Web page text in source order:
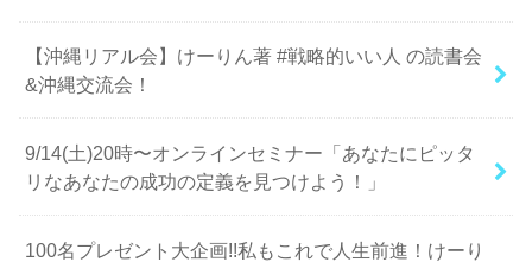
【沖縄リアル会】けーりん著 #戦略的いい人 の読書会
&沖縄交流会！
9/14(土)20時〜オンラインセミナー「あなたにピッタ
リなあなたの成功の定義を見つけよう！」
100名プレゼント大企画!!私もこれで人生前進！けーり